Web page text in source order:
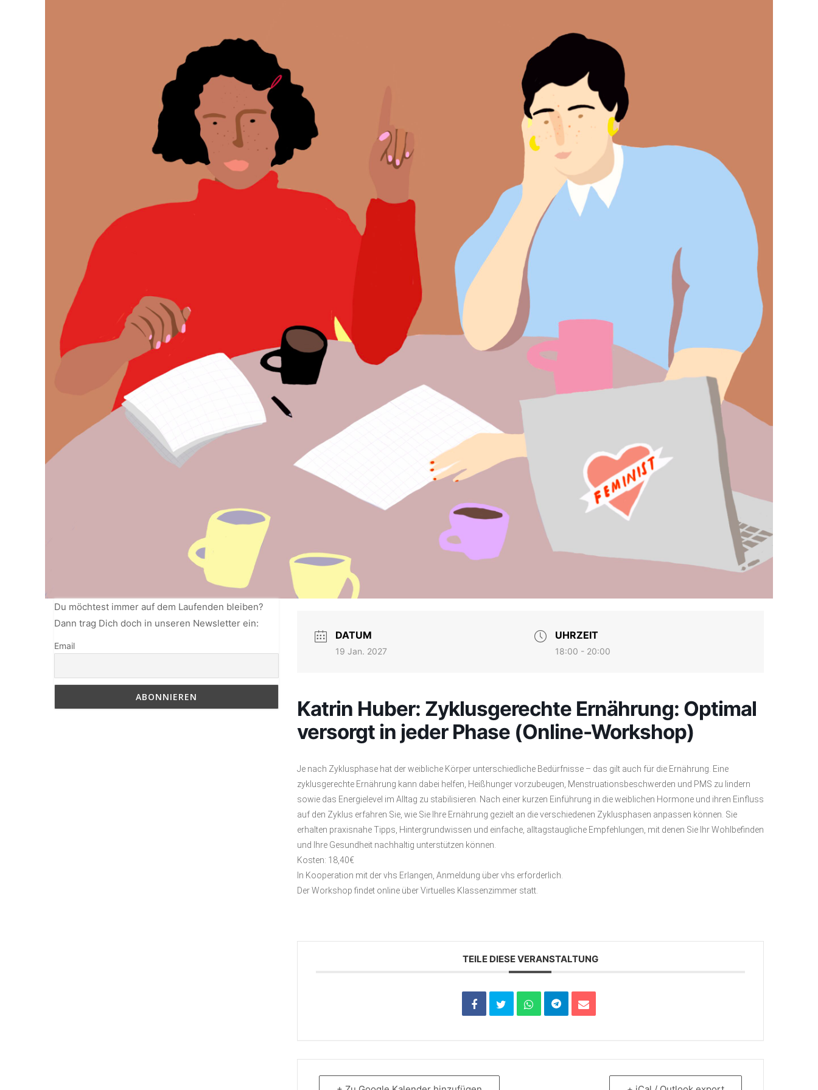
Du möchtest immer auf dem Laufenden bleiben?
Dann trag Dich doch in unseren Newsletter ein:
Email
DATUM
19 Jan. 2027
UHRZEIT
18:00 - 20:00
Katrin Huber: Zyklusgerechte Ernährung: Optimal
versorgt in jeder Phase (Online-Workshop)
Je nach Zyklusphase hat der weibliche Körper unterschiedliche Bedürfnisse – das gilt auch für die Ernährung. Eine
zyklusgerechte Ernährung kann dabei helfen, Heißhunger vorzubeugen, Menstruationsbeschwerden und PMS zu lindern
sowie das Energielevel im Alltag zu stabilisieren. Nach einer kurzen Einführung in die weiblichen Hormone und ihren Einfluss
auf den Zyklus erfahren Sie, wie Sie Ihre Ernährung gezielt an die verschiedenen Zyklusphasen anpassen können. Sie
erhalten praxisnahe Tipps, Hintergrundwissen und einfache, alltagstaugliche Empfehlungen, mit denen Sie Ihr Wohlbefinden
und Ihre Gesundheit nachhaltig unterstützen können.
Kosten: 18,40€
In Kooperation mit der vhs Erlangen, Anmeldung über vhs erforderlich.
Der Workshop findet online über Virtuelles Klassenzimmer statt.
TEILE DIESE VERANSTALTUNG